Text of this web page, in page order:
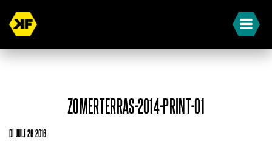
ZOMERTERRAS-2014-PRINT-01
DI JULI 26 2016